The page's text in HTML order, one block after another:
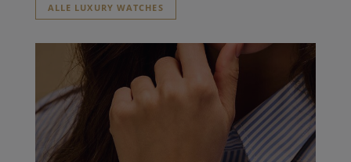
ALLE LUXURY WATCHES